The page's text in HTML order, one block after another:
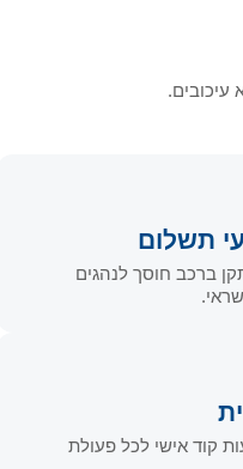
תשלום
ברכב חוסך לנהגים
קוד אישי לכל פעולת